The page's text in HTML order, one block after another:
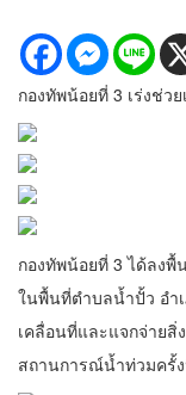
กองทัพน้อยที่ 3 เร่งช่ว
กองทัพน้อยที่ 3 ได้ลง
ในพื้นที่ตำบลน้ำปั้ว อำ
เคลื่อนที่และแจกจ่ายสิ่
สถานการณ์น้ำท่วมครั้